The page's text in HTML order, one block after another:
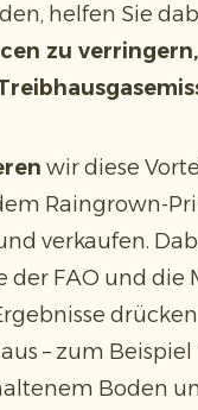
helfen Sie
zu
wir diese
Raingrown-
verkaufen.
FAO und die
– zum
Boden